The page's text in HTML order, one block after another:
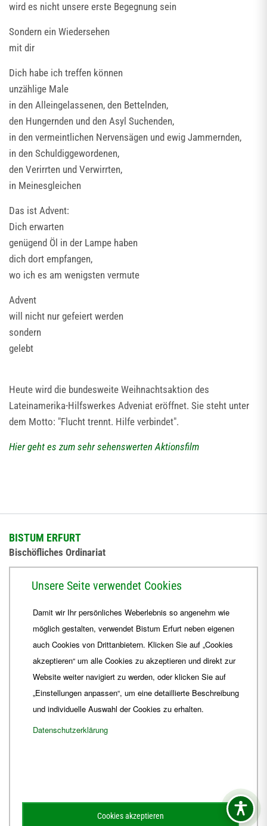
wird es nicht unsere erste Begegnung sein
Sondern ein Wiedersehen
mit dir
Dich habe ich treffen können
unzählige Male
in den Alleingelassenen, den Bettelnden,
den Hungernden und den Asyl Suchenden,
in den vermeintlichen Nervensägen und ewig Jammernden,
in den Schuldiggewordenen,
den Verirrten und Verwirrten,
in Meinesgleichen
Das ist Advent:
Dich erwarten
genügend Öl in der Lampe haben
dich dort empfangen,
wo ich es am wenigsten vermute
Advent
will nicht nur gefeiert werden
sondern
gelebt
Heute wird die bundesweite Weihnachtsaktion des
Lateinamerika-Hilfswerkes Adveniat eröffnet. Sie steht unter
dem Motto: "Flucht trennt. Hilfe verbindet".
Hier geht es zum sehr sehenswerten Aktionsfilm
BISTUM ERFURT
Bischöfliches Ordinariat
+49 361 6572-444
ordinariat Bistum-Erfurt.de
Unsere Seite verwendet Cookies
Damit wir Ihr persönliches Weberlebnis so angenehm wie
möglich gestalten, verwendet Bistum Erfurt neben eigenen
auch Cookies von Drittanbietern. Klicken Sie auf „Cookies
akzeptieren“ um alle Cookies zu akzeptieren und direkt zur
Website weiter navigiert zu werden, oder klicken Sie auf
„Einstellungen anpassen“, um eine detaillierte Beschreibung
und individuelle Auswahl der Cookies zu erhalten.
Datenschutzerklärung
Cookies akzeptieren